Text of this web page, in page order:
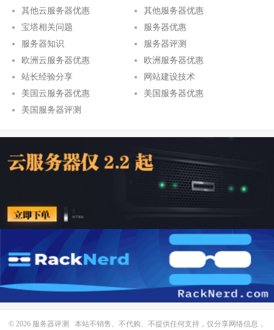
其他云服务器优惠
其他服务器优惠
宝塔相关问题
服务器优惠
服务器知识
服务器评测
欧洲云服务器优惠
欧洲服务器优惠
站长经验分享
网站建设技术
美国云服务器优惠
美国服务器优惠
美国服务器评测
© 2026 服务器评测
本站不销售、不代购、不提供任何支持，仅分享网络信息，